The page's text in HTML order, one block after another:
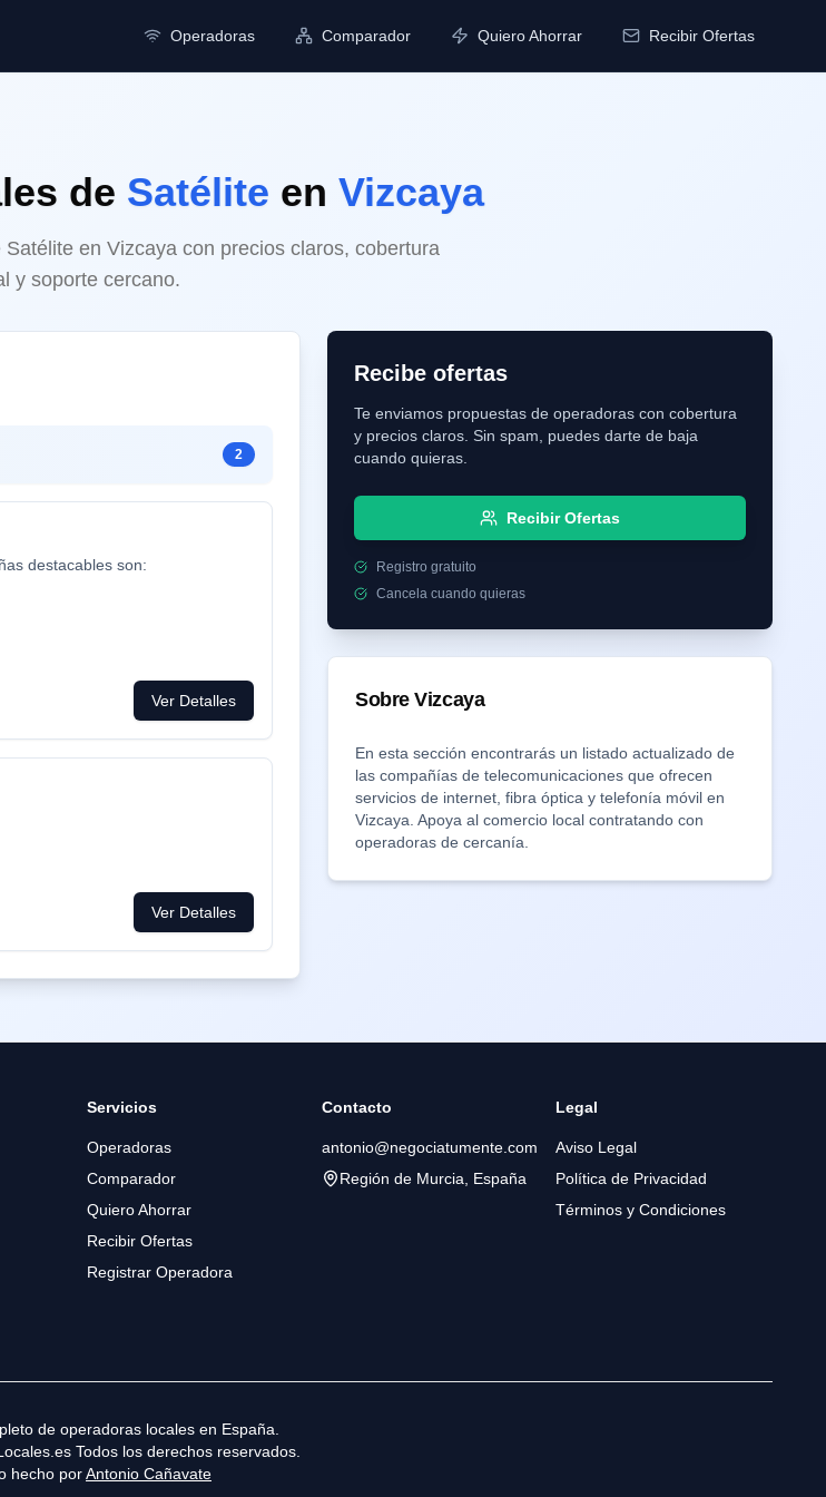
Operadoras Comparador Quiero Ahorrar Recibir Ofertas
de Satélite en Vizcaya
en Vizcaya con precios claros, cobertura
y soporte cercano.
2
destacables son:
Amazon Prime, Apple TV,
como para un problema, la
está falta la sociedad.
Ver Detalles
Ver Detalles
Recibe ofertas
Te enviamos propuestas de operadoras con cobertura
y precios claros. Sin spam, puedes darte de baja
cuando quieras.
Recibir Ofertas
Registro gratuito
Cancela cuando quieras
SobreVizcaya
En esta sección encontrarás un listado actualizado de
las compañías de telecomunicaciones que ofrecen
servicios de internet, fibra óptica y telefonía móvil en
Vizcaya . Apoya al comercio local contratando con
operadoras de cercanía.
Servicios
Operadoras
Comparador
Quiero Ahorrar
Recibir Ofertas
Registrar Operadora
Contacto
antonio@negociatumente.com
Región de Murcia, España
Legal
Aviso Legal
Política de Privacidad
Términos y Condiciones
de operadoras locales en España.
Todos los derechos reservados.
hecho porAntonio Cañavate